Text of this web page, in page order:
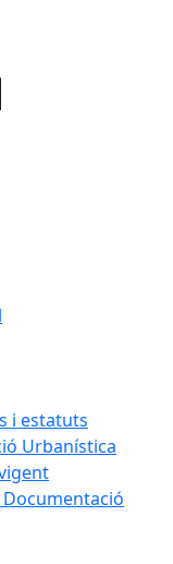
i estatuts
Urbanística